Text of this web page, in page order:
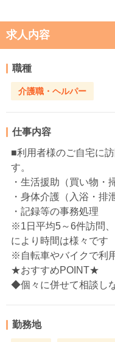
求人内容
職種
介護職・ヘルパー
仕事内容
■利用者様のご自宅に
す。
・生活援助（買い物・
・身体介護（入浴・排
・記録等の事務処理
※1日平均5～6件訪問
により時間は様々です
※自転車やバイクで利
★おすすめPOINT★
◆個々に併せて相談し
勤務地